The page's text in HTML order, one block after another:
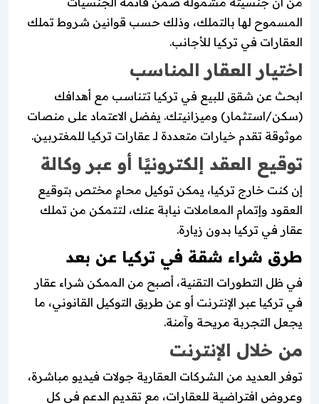
المسموح لها بالتملك، وذلك حسب قوانين شروط تملك
العقارات في تركيا للأجانب.
اختيار العقار المناسب
ابحث عن شقق للبيع في تركيا تتناسب مع أهدافك
(سكن/استثمار) وميزانيتك. يفضل الاعتماد على منصات
موثوقة تقدم خيارات متعددة لـ عقارات تركيا للمغتربين.
توقيع العقد إلكترونيًا أو عبر وكالة
إن كنت خارج تركيا، يمكن توكيل محامٍ مختص بتوقيع
العقود وإتمام المعاملات نيابة عنك، لتتمكن من تملك
عقار في تركيا بدون زيارة.
طرق شراء شقة في تركيا عن بعد
في ظل التطورات التقنية، أصبح من الممكن شراء عقار
في تركيا عبر الإنترنت أو عن طريق التوكيل القانوني، ما
يجعل التجربة مريحة وآمنة.
من خلال الإنترنت
توفر العديد من الشركات العقارية جولات فيديو مباشرة،
وعروض افتراضية للعقارات، مع تقديم الدعم في كل